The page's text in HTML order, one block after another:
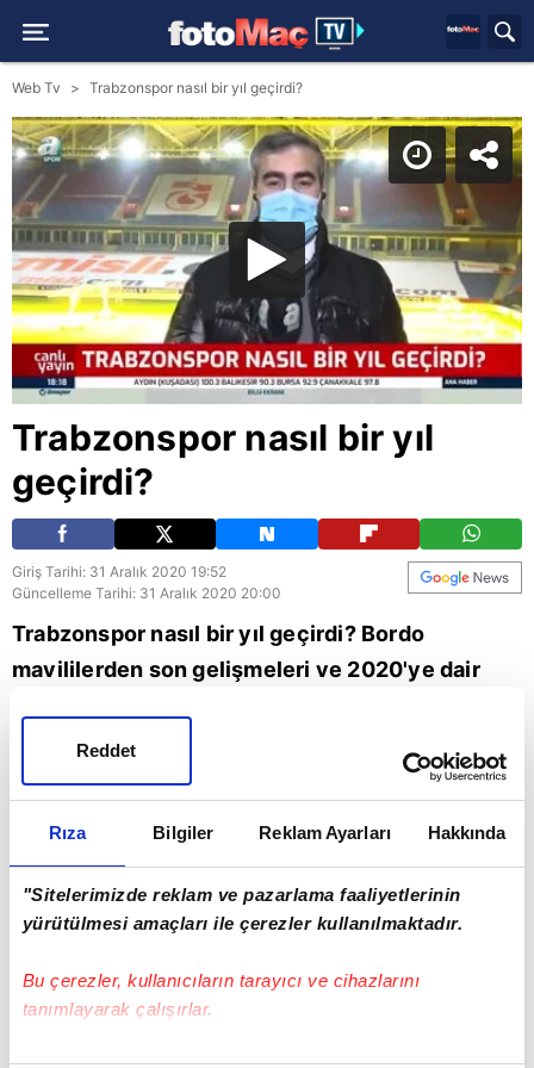
Rıza Bilgiler Reklam Ayarları Hakkında
"Sitelerimizde reklam ve pazarlama faaliyetlerinin
yürütülmesi amaçları ile çerezler kullanılmaktadır.
Bu çerezler, kullanıcıların tarayıcı ve cihazlarını
tanımlayarak çalışırlar.
Reddet
Web Tv Trabzonspor nasıl bir yıl geçirdi?
Trabzonspor nasıl bir yıl
geçirdi?
Giriş Tarihi: 31 Aralık 2020 19:52
Güncelleme Tarihi: 31 Aralık 2020 20:00
Trabzonspor nasıl bir yıl geçirdi? Bordo
mavililerden son gelişmeleri ve 2020'ye dair
Sel aktardı
A Spor Trabzonspor